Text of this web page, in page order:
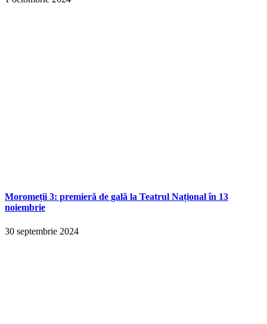
Moromeții 3: premieră de gală la Teatrul Național în 13
noiembrie
30 septembrie 2024